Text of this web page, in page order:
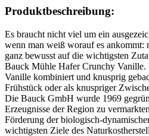
Produktbeschreibung:
Es braucht nicht viel um ein
wenn man weiß worauf es ankommt:
ganz bewusst auf die wichtigsten
Bauck Mühle Hafer Crunchy Vanille.
Vanille kombiniert und knusprig
Frühstück oder als knuspriger
Die Bauck GmbH wurde 1969
Erzeugnisse der Region zu
Förderung der biologisch-
wichtigsten Ziele des